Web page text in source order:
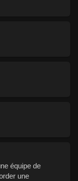
équipe de
une